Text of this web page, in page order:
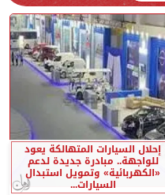
إحلال السيارات المتهالكة يعود
للواجهة.. مبادرة جديدة لدعم
«الكهربائية» وتمويل استبدال
السيارات...